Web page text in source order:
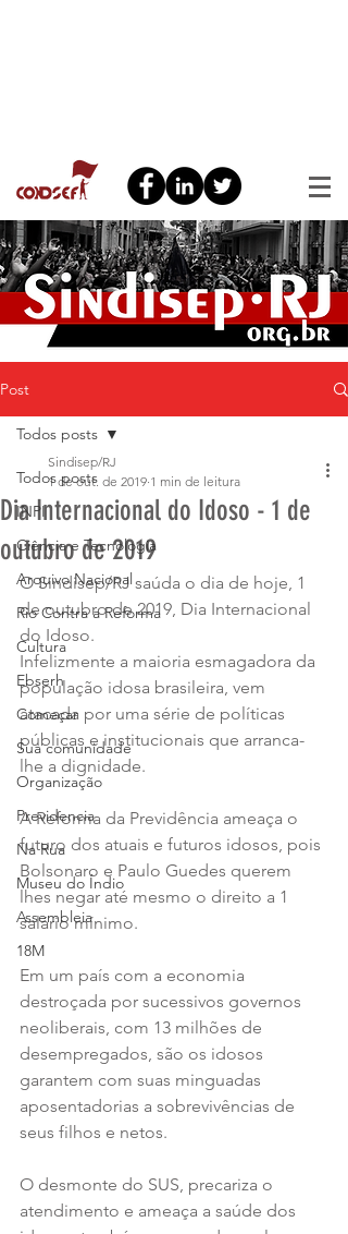
Post
Todos posts
INPI
Ciência e Tecnologia
Arquivo Nacional
Rio Contra a Reforma
Cultura
Ebserh
Começar
Sua comunidade
Organização
Previdencia
Na Rua
Museu do Índio
Assembleia
18M
Todos posts
Dia Internacional do Idoso - 1 de
outubro de 2019
Sindisep/RJ
1 de out. de 2019 1 min de leitura
O Sindisep/RJ saúda o dia de hoje, 1
de outubro de 2019, Dia Internacional
do Idoso.
Infelizmente a maioria esmagadora da
população idosa brasileira, vem
atacada por uma série de políticas
públicas e institucionais que arranca-
lhe a dignidade.
A Reforma da Previdência ameaça o
futuro dos atuais e futuros idosos, pois
Bolsonaro e Paulo Guedes querem
lhes negar até mesmo o direito a 1
salário mínimo.
Em um país com a economia
destroçada por sucessivos governos
neoliberais, com 13 milhões de
desempregados, são os idosos
garantem com suas minguadas
aposentadorias a sobrevivências de
seus filhos e netos.
O desmonte do SUS, precariza o
atendimento e ameaça a saúde dos